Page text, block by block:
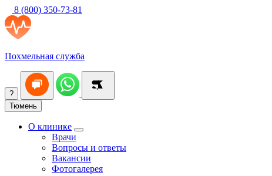
8 (800) 350-73-81
Похмельная служба
?
Тюмень
О клинике
Врачи
Вопросы и ответы
Вакансии
Фотогалерея